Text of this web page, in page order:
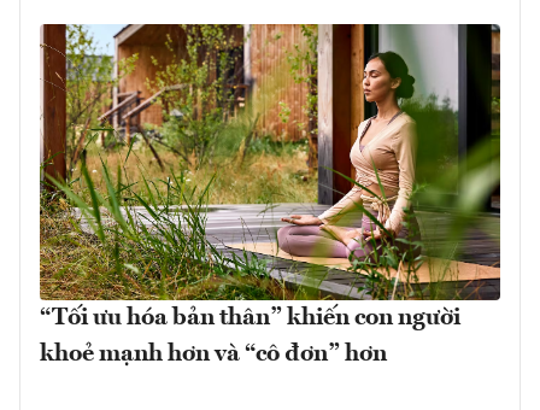
“Tối ưu hóa bản thân” khiến con người
khoẻ mạnh hơn và “cô đơn” hơn